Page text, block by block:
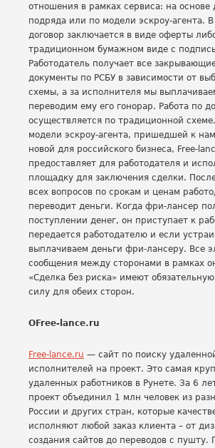
отношения в рамках сервиса: на основе
подряда или по модели эскроу-агента. В
договор заключается в виде оферты
традиционном бумажном виде с
Работодатель получает все
документы по РСБУ в зависимости от
схемы, а за исполнителя мы
переводим ему его гонорар. Работа по
осуществляется по традиционной
модели эскроу-агента, пришедшей к
новой для российского бизнеса, Free-
предоставляет для работодателя и
площадку для заключения сделки.
всех вопросов по срокам и ценам
переводит деньги. Когда фри-лансер
поступлении денег, он приступает к
передается работодателю и если
выплачиваем деньги фри-лансеру. Все
сообщения между сторонами в рамках
«Сделка без риска» имеют
силу для обеих сторон.
O Free- lance.ru
Free-lance.ru — сайт по поиску
исполнителей на проект. Это самая
удаленных работников в Рунете. За 6
проект объединил 1 млн человек из
России и других стран, которые
исполняют любой заказ клиента – от
создания сайтов до переводов с пушту.